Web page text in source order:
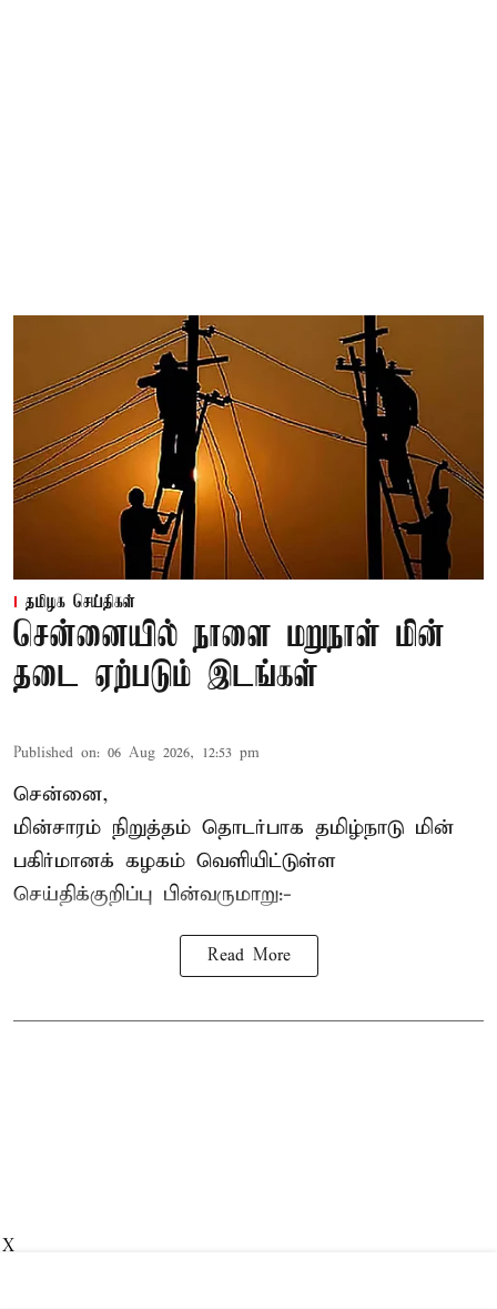
தமிழக செய்திகள்
சென்னையில் நாளை மறுநாள் மின்
தடை ஏற்படும் இடங்கள்
Published on: 06 Aug 2026, 12:53 pm
சென்னை,
மின்சாரம் நிறுத்தம் தொடர்பாக தமிழ்நாடு மின்
பகிர்மானக் கழகம் வெளியிட்டுள்ள
செய்திக்குறிப்பு பின்வருமாறு:-
Read More
X